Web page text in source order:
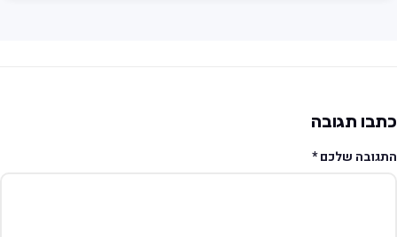
תגובה
שלכם*